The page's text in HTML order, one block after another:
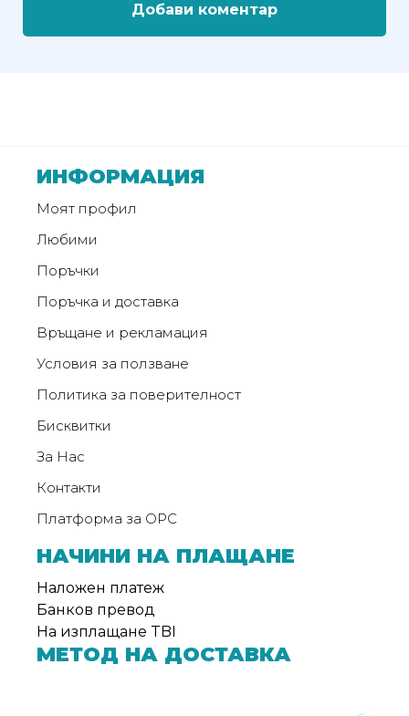
Добави коментар
ИНФОРМАЦИЯ
Моят профил
Любими
Поръчки
Поръчка и доставка
Връщане и рекламация
Условия за ползване
Политика за поверителност
Бисквитки
За Нас
Контакти
Платформа за ОРС
НАЧИНИ НА ПЛАЩАНЕ
Наложен платеж
Банков превод
На изплащане TBI
МЕТОД НА ДОСТАВКА